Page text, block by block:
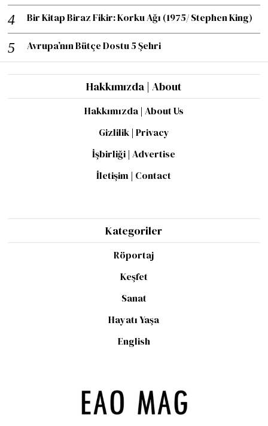
Bir Kitap Biraz Fikir: Korku Ağı (1975/ Stephen King)
Avrupa’nın Bütçe Dostu 5 Şehri
Hakkımızda | About
Hakkımızda | About Us
Gizlilik | Privacy
İşbirliği | Advertise
İletişim | Contact
Kategoriler
Röportaj
Keşfet
Sanat
Hayatı Yaşa
English